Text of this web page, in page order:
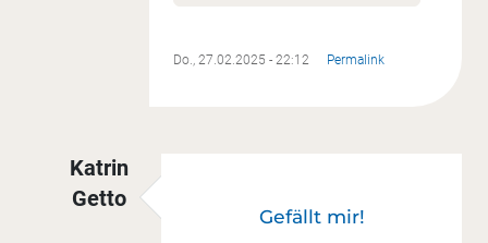
Do., 27.02.2025 - 22:12 Permalink
Katrin
Getto
Meine Blöckevon Cordula
Gefällt mir!